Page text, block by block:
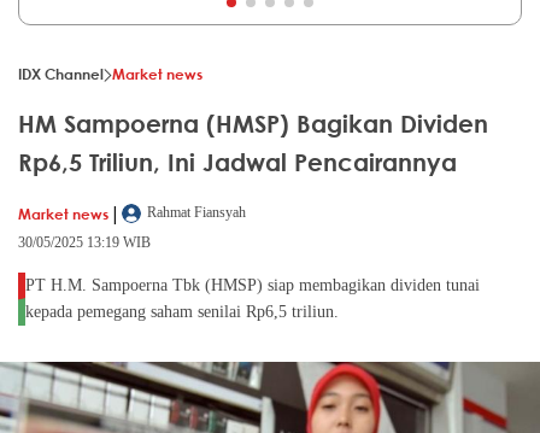
IDX Channel Market news
HM Sampoerna (HMSP) Bagikan Dividen
Rp6,5 Triliun, Ini Jadwal Pencairannya
Market news |
Rahmat Fiansyah
30/05/2025 13:19 WIB
PT H.M. Sampoerna Tbk (HMSP) siap membagikan dividen tunai
kepada pemegang saham senilai Rp6,5 triliun.